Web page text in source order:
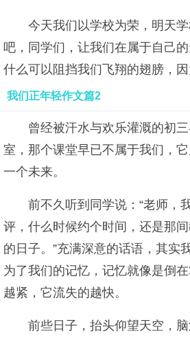
今天我们以学校为荣，明天
吧，同学们，让我们在属于自己
什么可以阻挡我们飞翔的翅膀，因
我们正年轻作文篇2
曾经被汗水与欢乐灌溉的初
室，那个课堂早已不属于我们，
一个未来。
前不久听到同学说：“老师，
评，什么时候约个时间，还是那
的日子。”充满深意的话语，其实
为了我们的记忆，记忆就像是倒
越紧，它流失的越快。
前些日子，抬头仰望天空，